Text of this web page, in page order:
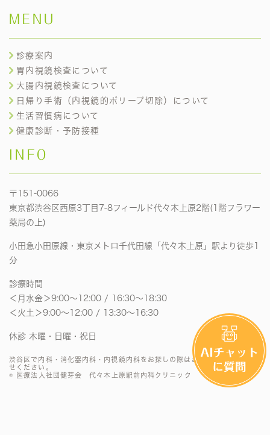
MENU
診療案内
胃内視鏡検査について
大腸内視鏡検査について
日帰り手術（内視鏡的ポリープ切除）について
生活習慣病について
健康診断・予防接種
INFO
〒151-0066
東京都渋谷区西原3丁目7-8フィールド代々木上原2階(1階フラワー
薬局の上)
小田急小田原線・東京メトロ千代田線「代々木上原」駅より徒歩1
分
診療時間
＜月水金＞9:00〜12:00 / 16:30〜18:30
＜火土＞9:00〜12:00 / 13:30〜16:30
休診 木曜・日曜・祝日
渋谷区で内科・消化器内科・内視鏡内科をお探しの際はお気軽にお問い合わ
せください。
© 医療法人社団健芽会 代々木上原駅前内科クリニック